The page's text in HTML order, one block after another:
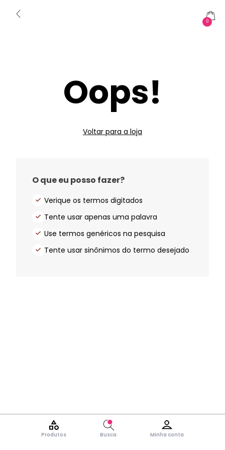
0
Produtos Busca Minha conta
Oops!
Voltar para a loja
O que eu posso fazer?
Verique os termos digitados
Tente usar apenas uma palavra
Use termos genéricos na pesquisa
Tente usar sinônimos do termo desejado